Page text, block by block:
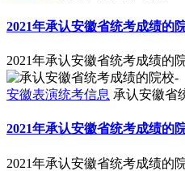
2021年承认安徽省统考成绩的
2021年承认安徽省统考成绩的
安徽表演统考信息 承认安徽省
2021年承认安徽省统考成绩的
2021年承认安徽省统考成绩的